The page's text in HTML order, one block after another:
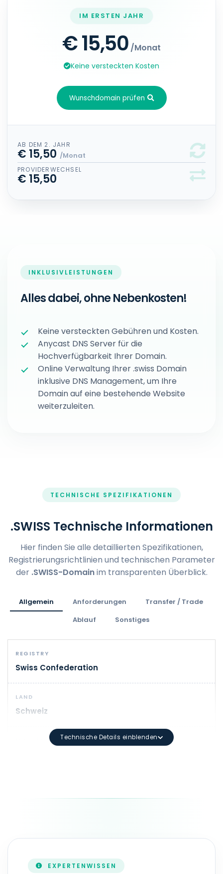
IM ERSTEN JAHR
€ 15,50 /Monat
Keine versteckten Kosten
Wunschdomain prüfen
AB DEM 2. JAHR
€ 15,50 /Monat
PROVIDERWECHSEL
€ 15,50
INKLUSIVLEISTUNGEN
Alles dabei, ohne Nebenkosten!
Keine versteckten Gebühren und Kosten.
Anycast DNS Server für die
Hochverfügbarkeit Ihrer Domain.
Online Verwaltung Ihrer .swiss Domain
inklusive DNS Management, um Ihre
Domain auf eine bestehende Website
weiterzuleiten.
TECHNISCHE SPEZIFIKATIONEN
.SWISS Technische Informationen
Hier finden Sie alle detaillierten Spezifikationen,
Registrierungsrichtlinien und technischen Parameter
der .SWISS-Domainim transparenten Überblick.
Allgemein Anforderungen
Transfer / Trade
Ablauf
Sonstiges
REGISTRY
Swiss Confederation
LAND
Schweiz
MIN. LÄNGE
Mindestlänge: 3 Zeichen Maximale Länge: 63
1 - 10 Jahr(e)
ZONEFILE-AKTUALISIERUNG
Technische Details einblenden
EXPERTENWISSEN